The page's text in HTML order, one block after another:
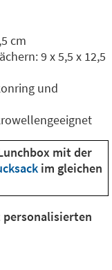
cm
9 x 5,5 x 12,5
und
mit der
im gleichen
personalisierten